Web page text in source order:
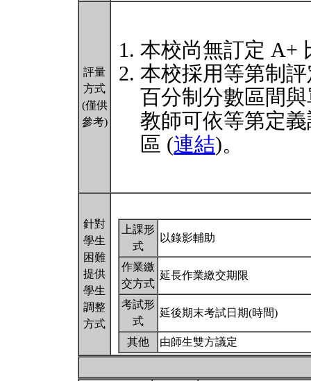
評量
方式
(僅供
參考)
本校尚無訂定 A+
本校採用等第制
百分制分數區間
教師可依等第定
區 (連結)。
針對
學生
困難
提供
學生
調整
方式
上課形
式
以錄影輔助
作業繳
交方式
延長作業繳交期限
考試形
式
延後期末考試日期(時間)
其他 由師生雙方議定